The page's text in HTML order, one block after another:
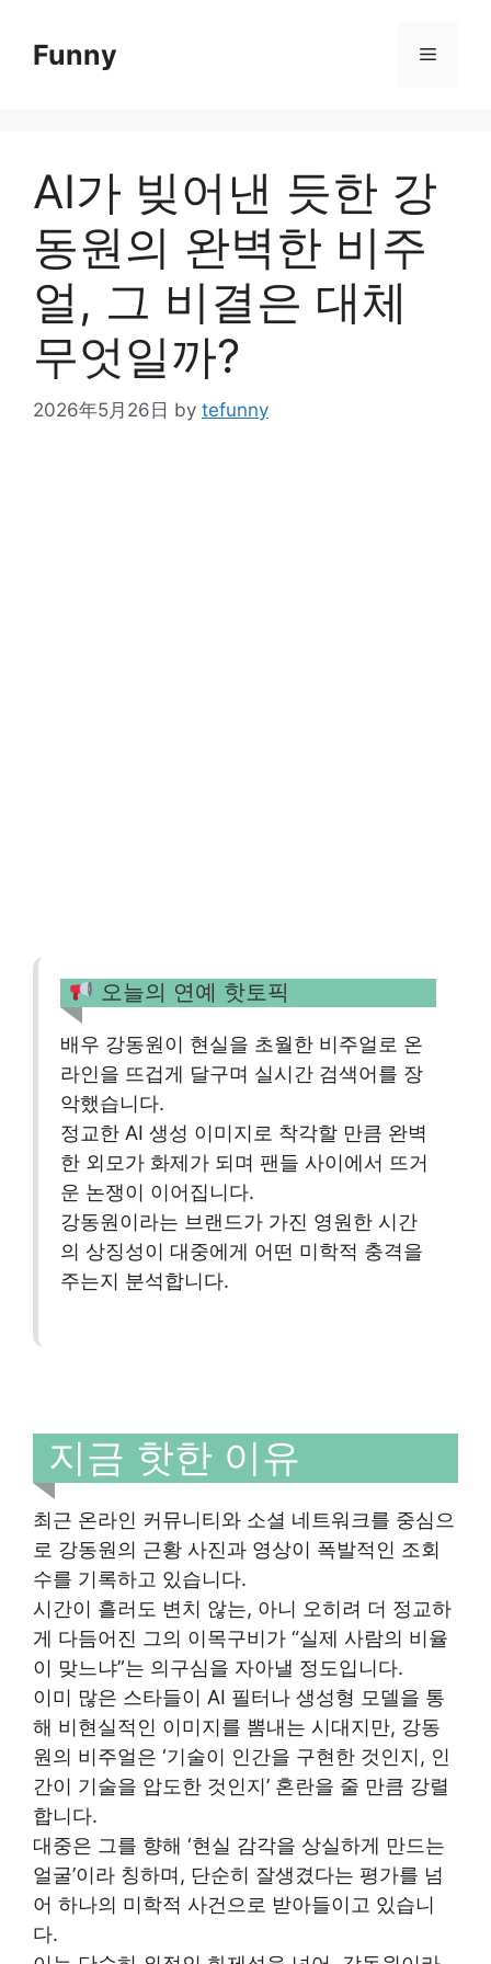
contentFunny Menu
AI가 빚어낸 듯한 강
동원의 완벽한 비주
얼, 그 비결은 대체
무엇일까?
2026年5月26日 by tefunny
오늘의 연예 핫토픽
배우 강동원이 현실을 초월한 비주얼로 온
라인을 뜨겁게 달구며 실시간 검색어를 장
악했습니다.
정교한 AI 생성 이미지로 착각할 만큼 완벽
한 외모가 화제가 되며 팬들 사이에서 뜨거
운 논쟁이 이어집니다.
강동원이라는 브랜드가 가진 영원한 시간
의 상징성이 대중에게 어떤 미학적 충격을
주는지 분석합니다.
지금 핫한 이유
최근 온라인 커뮤니티와 소셜 네트워크를 중심으
로 강동원의 근황 사진과 영상이 폭발적인 조회
수를 기록하고 있습니다.
시간이 흘러도 변치 않는, 아니 오히려 더 정교하
게 다듬어진 그의 이목구비가 “실제 사람의 비율
이 맞느냐”는 의구심을 자아낼 정도입니다.
이미 많은 스타들이 AI 필터나 생성형 모델을 통
해 비현실적인 이미지를 뽐내는 시대지만, 강동
원의 비주얼은 ‘기술이 인간을 구현한 것인지, 인
간이 기술을 압도한 것인지’ 혼란을 줄 만큼 강렬
합니다.
대중은 그를 향해 ‘현실 감각을 상실하게 만드는
얼굴’이라 칭하며, 단순히 잘생겼다는 평가를 넘
어 하나의 미학적 사건으로 받아들이고 있습니
다.